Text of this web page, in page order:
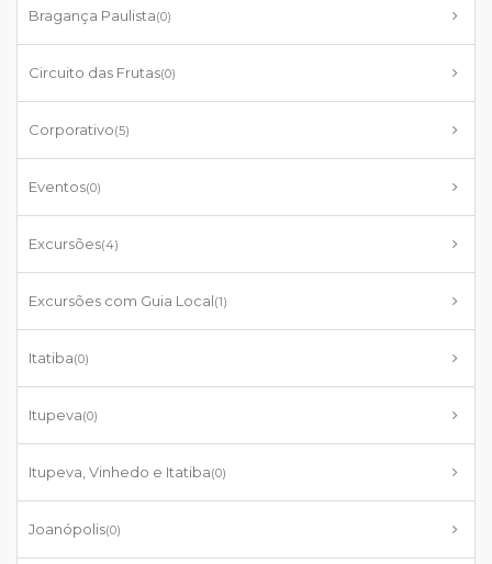
Bragança Paulista(0)
Circuito das Frutas(0)
Corporativo(5)
Eventos(0)
Excursões(4)
Excursões com Guia Local(1)
Itatiba(0)
Itupeva(0)
Itupeva, Vinhedo e Itatiba(0)
Joanópolis(0)